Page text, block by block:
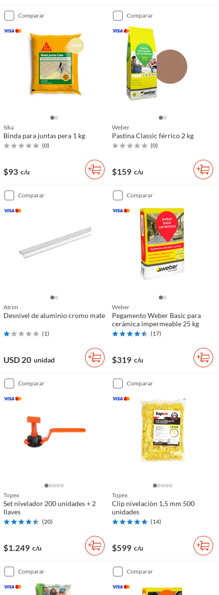
comparar
Sika
Binda para juntas pera 1 kg
(0)
$93 c/u
comparar
Weber
Pastina Classic férrico 2 kg
(0)
$159 c/u
comparar
Atrim
Desnivel de aluminio cromo mate
(1)
USD 20 unidad
comparar
Weber
Pegamento Weber Basic para
cerámica impermeable 25 kg
(17)
$319 c/u
comparar
Topex
Set nivelador 200 unidades + 2
llaves
(20)
$1.249 c/u
comparar
Topex
Clip nivelación 1.5 mm 500
unidades
(14)
$599 c/u
comparar comparar